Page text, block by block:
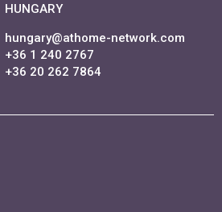
HUNGARY
hungary@athome-network.com
+36 1 240 2767
+36 20 262 7864